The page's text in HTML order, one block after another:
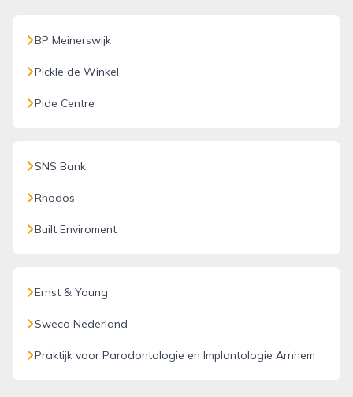
BP Meinerswijk
Pickle de Winkel
Pide Centre
SNS Bank
Rhodos
Built Enviroment
Ernst & Young
Sweco Nederland
Praktijk voor Parodontologie en Implantologie Arnhem